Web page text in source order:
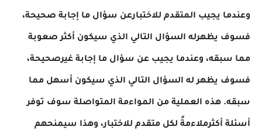
وعندما يجيب المتقدم للاختبارعن سؤال ما إجابة صحيحة،
فسوف يظهرله السؤال التالي الذي سيكون أكثر صعوبة
مما سبقه، وعندما يجيب عن سؤال ما إجابة غيرصحيحة،
فسوف يظهر له السؤال التالي الذي سيكون أسهل مما
سبقه. هذه العملية من المواءمة المتواصلة سوف توفر
أسئلة أكثرملاءمةً لكل متقدم للاختبار، وهذا سيمنحهم